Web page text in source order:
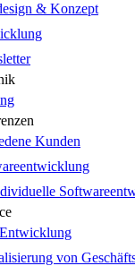
& Konzept
Kunden
von